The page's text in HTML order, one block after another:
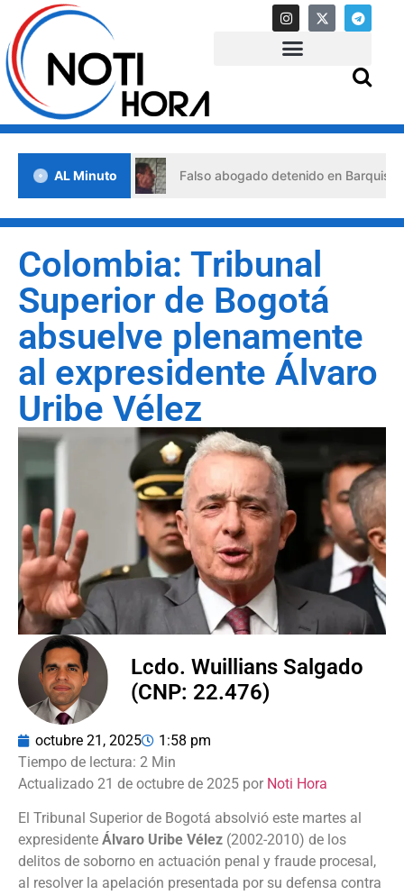
AL Minuto
crisis Falso abogado detenido en Barquisimeto:
Colombia: Tribunal
Superior de Bogotá
absuelve plenamente
al expresidente Álvaro
Uribe Vélez
Lcdo. Wuillians Salgado
(CNP: 22.476)
octubre 21, 2025 1:58 pm
Actualizado 21 de octubre de 2025 por Noti Hora
El Tribunal Superior de Bogotá absolvió este martes al
expresidente Álvaro Uribe Vélez (2002-2010) de los
delitos de soborno en actuación penal y fraude procesal,
al resolver la apelación presentada por su defensa contra